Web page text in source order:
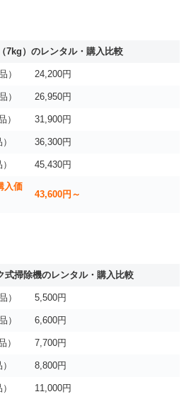
7kg）のレンタル・購入比較
） 24,200円
） 26,950円
） 31,900円
36,300円
45,430円
入価
43,600円～
式掃除機のレンタル・購入比較
） 5,500円
） 6,600円
） 7,700円
8,800円
11,000円